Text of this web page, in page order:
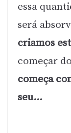
essa
será
criamos
começar
começa
seu…